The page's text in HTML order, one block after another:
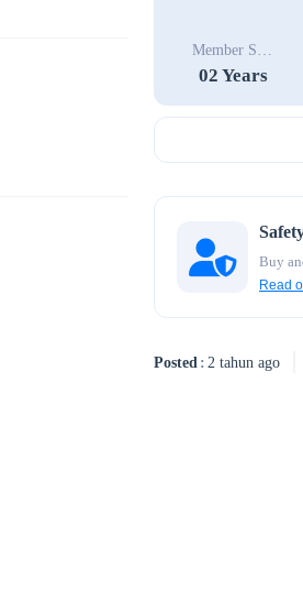
Member Since
02 Years
Buy
Read
Posted 2 tahun ago